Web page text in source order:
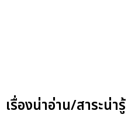
เรื่องน่าอ่าน/สาระน่ารู้